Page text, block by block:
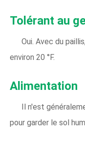
Tolérant au
Oui. Avec du
environ 20 °F.
Alimentation
Il n'est
pour garder le sol